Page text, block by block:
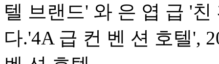
텔 브랜드' 와 은 엽 급 '
다.'4A 급 컨 벤 션 호텔',